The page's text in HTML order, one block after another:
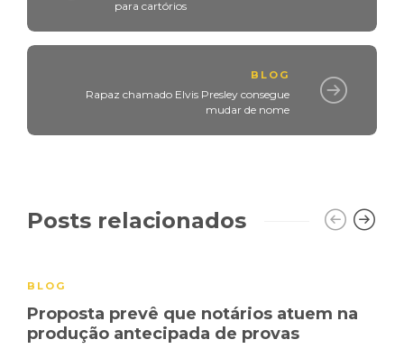
para cartórios
BLOG
Rapaz chamado Elvis Presley consegue
mudar de nome
Posts relacionados
BLOG
Proposta prevê que notários atuem na
produção antecipada de provas